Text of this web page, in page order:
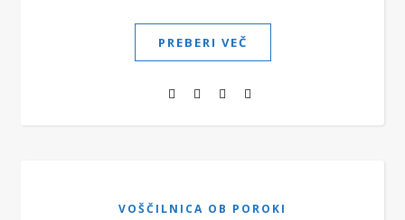
PREBERI VEČ
VOŠČILNICA OB POROKI